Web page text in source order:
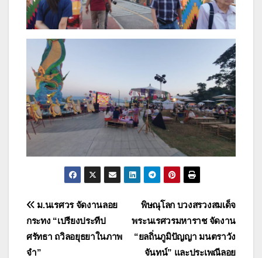
แนะแนว
เรื่อง
พิษณุโลก บวงสรวงสมเด็จ
พระนเรศวรมหาราช จัดงาน
“ยลถิ่นภูมิปัญญา มนตราวัง
จันทน์” และประเพณีลอย
ม.นเรศวร จัดงานลอย
กระทง “เปรียงประทีป
ศรัทธา ถวิลอยุธยาในภาพ
จำ”